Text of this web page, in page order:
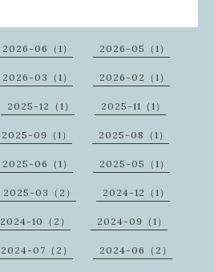
2026-06（1） 2026-05（1）
2026-03（1） 2026-02（1）
2025-12（1） 2025-11（1）
2025-09（1） 2025-08（1）
2025-06（1） 2025-05（1）
2025-03（2） 2024-12（1）
2024-10（2） 2024-09（1）
2024-07（2） 2024-06（2）